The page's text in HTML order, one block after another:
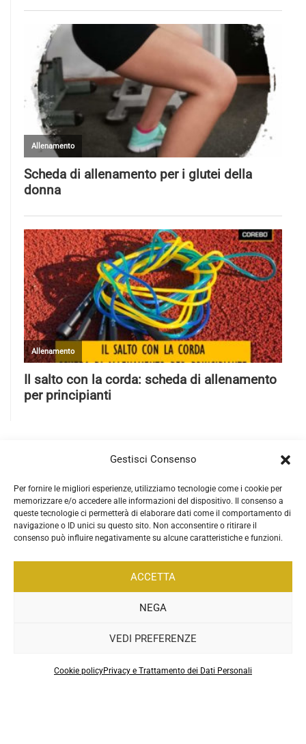
Gestisci Consenso
Per fornire le migliori esperienze, utilizziamo tecnologie come i cookie per
memorizzare e/o accedere alle informazioni del dispositivo. Il consenso a
queste tecnologie ci permetterà di elaborare dati come il comportamento di
navigazione o ID unici su questo sito. Non acconsentire o ritirare il
consenso può influire negativamente su alcune caratteristiche e funzioni.
ACCETTA
NEGA
VEDI PREFERENZE
Cookie policyPrivacy e Trattamento dei Dati Personali